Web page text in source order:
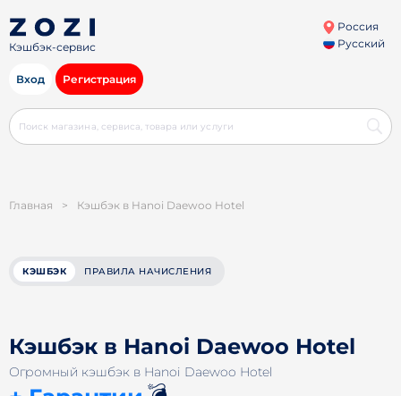
Кэшбэк-сервис
Россия
Русский
Вход Регистрация
Главная > Кэшбэк в Hanoi Daewoo Hotel
КЭШБЭК ПРАВИЛА НАЧИСЛЕНИЯ
Кэшбэк в Hanoi Daewoo Hotel
Огромный кэшбэк в Hanoi Daewoo Hotel